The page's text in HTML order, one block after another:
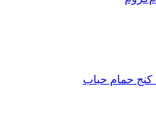
حمام حباب